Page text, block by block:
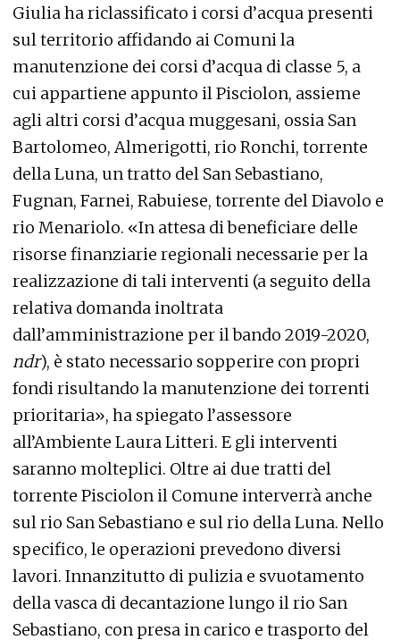
Giulia ha riclassificato i corsi d’acqua presenti
sul territorio affidando ai Comuni la
manutenzione dei corsi d’acqua di classe 5, a
cui appartiene appunto il Pisciolon, assieme
agli altri corsi d’acqua muggesani, ossia San
Bartolomeo, Almerigotti, rio Ronchi, torrente
della Luna, un tratto del San Sebastiano,
Fugnan, Farnei, Rabuiese, torrente del Diavolo e
rio Menariolo. «In attesa di beneficiare delle
risorse finanziarie regionali necessarie per la
realizzazione di tali interventi (a seguito della
relativa domanda inoltrata
dall’amministrazione per il bando 2019-2020,
ndr), è stato necessario sopperire con propri
fondi risultando la manutenzione dei torrenti
prioritaria», ha spiegato l’assessore
all’Ambiente Laura Litteri. E gli interventi
saranno molteplici. Oltre ai due tratti del
torrente Pisciolon il Comune interverrà anche
sul rio San Sebastiano e sul rio della Luna. Nello
specifico, le operazioni prevedono diversi
lavori. Innanzitutto di pulizia e svuotamento
della vasca di decantazione lungo il rio San
Sebastiano, con presa in carico e trasporto del